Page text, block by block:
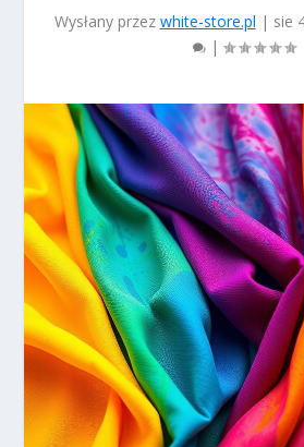
Wysłany przez white-store.pl | sie
|